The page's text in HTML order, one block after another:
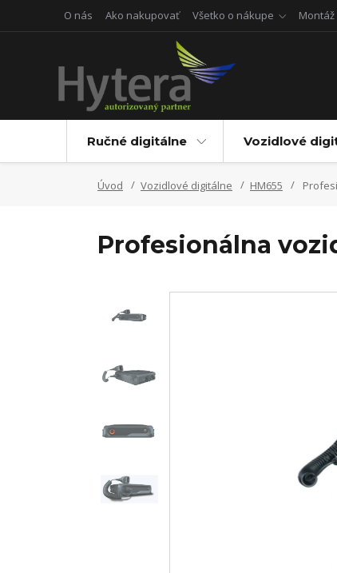
O nás Ako nakupovať Všetko o nákupe
Ručné digitálne Vozidlové
Úvod Vozidlové digitálne HM655
Profesionálna